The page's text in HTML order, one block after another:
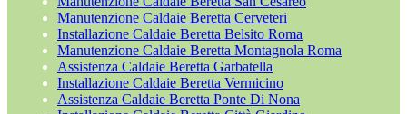
Manutenzione Caldaie Beretta Cerveteri
Installazione Caldaie Beretta Belsito Roma
Manutenzione Caldaie Beretta Montagnola Roma
Assistenza Caldaie Beretta Garbatella
Installazione Caldaie Beretta Vermicino
Assistenza Caldaie Beretta Ponte Di Nona